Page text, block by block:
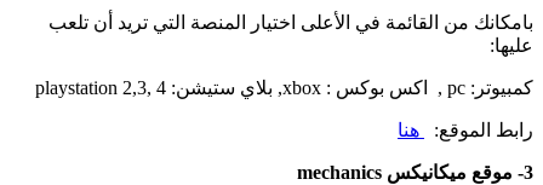
بامكانك من القائمة في الأعلى اختيار المنصة التي تريد أن تلعب
عليها:
كمبيوتر: pc , اكس بوكس : xbox, بلاي ستيشن: playstation 2,3, 4
رابط الموقع: هنا
3- موقع ميكانيكس mechanics